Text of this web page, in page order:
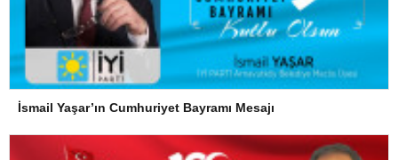
İsmail Yaşar’ın Cumhuriyet Bayramı Mesajı